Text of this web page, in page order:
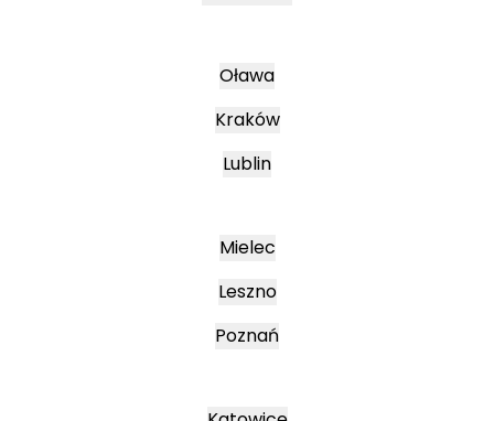
Oława
Kraków
Lublin
Mielec
Leszno
Poznań